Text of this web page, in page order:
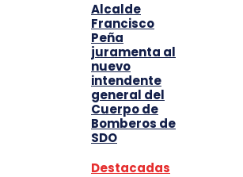
Alcalde
Francisco
Peña
juramenta al
nuevo
intendente
general del
Cuerpo de
Bomberos de
SDO
Destacadas